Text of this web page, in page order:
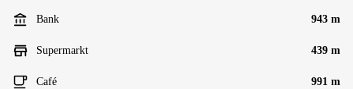
Bank 943 m
Supermarkt 439 m
Café 991 m